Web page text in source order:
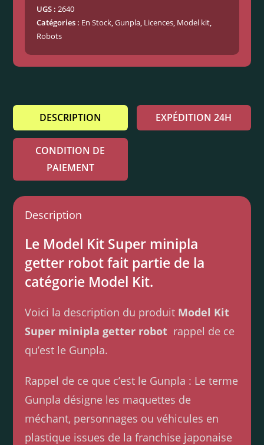
UGS : 2640
Catégories : En Stock ,Gunpla Licences Model kit
Robots
DESCRIPTION EXPÉDITION 24H
CONDITION DE
PAIEMENT
Description
Le Model Kit Super minipla
getter robot fait partie de la
catégorie Model Kit.
Voici la description du produit Model Kit
Super minipla getter robot rappel de ce
qu’est le Gunpla.
Rappel de ce que c’est le Gunpla : Le terme
Gunpla désigne les maquettes de
méchant, personnages ou véhicules en
plastique issues de la franchise japonaise